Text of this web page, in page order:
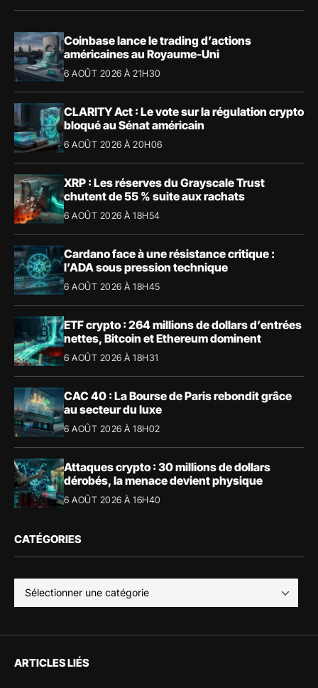
Coinbase lance le trading d’actions
américaines au Royaume-Uni
6 AOÛT 2026 À 21H30
CLARITY Act : Le vote sur la régulation crypto
bloqué au Sénat américain
6 AOÛT 2026 À 20H06
XRP : Les réserves du Grayscale Trust
chutent de 55 % suite aux rachats
6 AOÛT 2026 À 18H54
Cardano face à une résistance critique :
l’ADA sous pression technique
6 AOÛT 2026 À 18H45
ETF crypto : 264 millions de dollars d’entrées
nettes, Bitcoin et Ethereum dominent
6 AOÛT 2026 À 18H31
CAC 40 : La Bourse de Paris rebondit grâce
au secteur du luxe
6 AOÛT 2026 À 18H02
Attaques crypto : 30 millions de dollars
dérobés, la menace devient physique
6 AOÛT 2026 À 16H40
CATÉGORIES
ARTICLES LIÉS